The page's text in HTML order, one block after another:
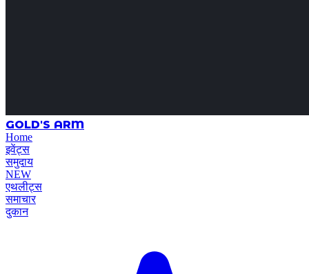
GOLD'S ARM
Home
इवेंट्स
समुदाय
NEW
एथलीट्स
समाचार
दुकान